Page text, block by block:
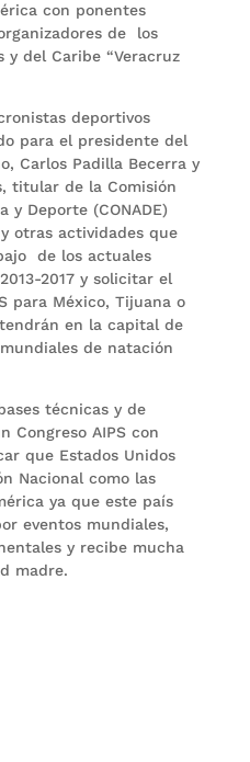
con ponentes
de los
y del Caribe “Veracruz
deportivos
para el presidente del
Carlos Padilla Becerra y
titular de la Comisión
y Deporte (CONADE)
otras actividades que
de los actuales
2017 y solicitar el
para México, Tijuana o
en la capital de
de natación
técnicas y de
Congreso AIPS con
que Estados Unidos
Nacional como las
ya que este país
eventos mundiales,
y recibe mucha
madre.